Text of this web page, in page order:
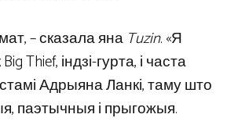
– сказала яна Tuzin. «Я
Thief, індзі-гурта, і часта
Адрыяна Ланкі, таму што
паэтычныя і прыгожыя.